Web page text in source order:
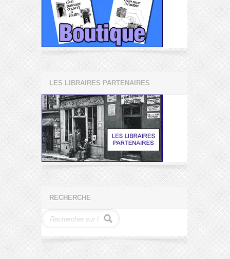
LES LIBRAIRES PARTENAIRES
RECHERCHE